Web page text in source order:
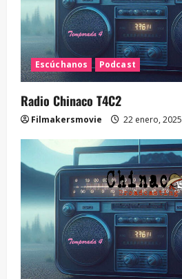
Escúchanos Podcast
Radio Chinaco T4C2
Filmakersmovie 22 enero, 2025